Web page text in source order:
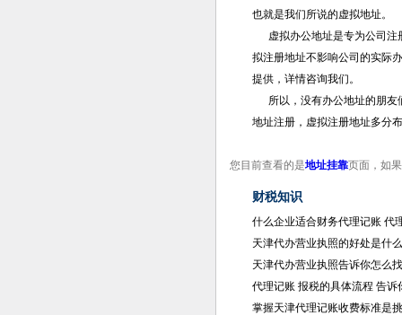
也就是我们所说的虚拟地址。
虚拟办公地址是专为公司注
拟注册地址不影响公司的实际
提供，详情咨询我们。
所以，没有办公地址的朋友
地址注册，虚拟注册地址多分
您目前查看的是地址挂靠页面，如
财税知识
什么企业适合财务代理记账 代
天津代办营业执照的好处是什
天津代办营业执照告诉你怎么
代理记账 报税的具体流程 告诉
掌握天津代理记账收费标准是